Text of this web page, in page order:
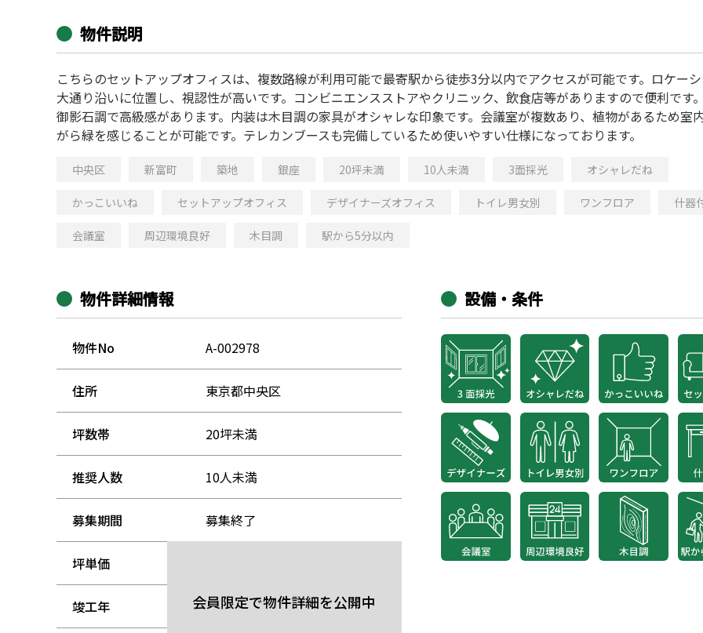
物件説明
こちらのセットアップオフィスは、複数路線が利用可能で最寄駅から徒歩3分以内でアクセスが可能です。ロケー
大通り沿いに位置し、視認性が高いです。コンビニエンスストアやクリニック、飲食店等がありますので便利です
御影石調で高級感があります。内装は木目調の家具がオシャレな印象です。会議室が複数あり、植物があるため室
がら緑を感じることが可能です。テレカンブースも完備しているため使いやすい仕様になっております。
中央区 新富町 築地 銀座 20坪未満 10人未満 3面採光 オシャレだね
かっこいいね セットアップオフィス デザイナーズオフィス トイレ男女別 ワンフロア 什器
会議室 周辺環境良好 木目調 駅から5分以内
物件詳細情報
物件No A-002978
住所 東京都中央区
坪数帯 20坪未満
推奨人数 10人未満
募集期間 募集終了
坪単価
竣工年 -
会員限定で物件詳細を公開中
設備・条件